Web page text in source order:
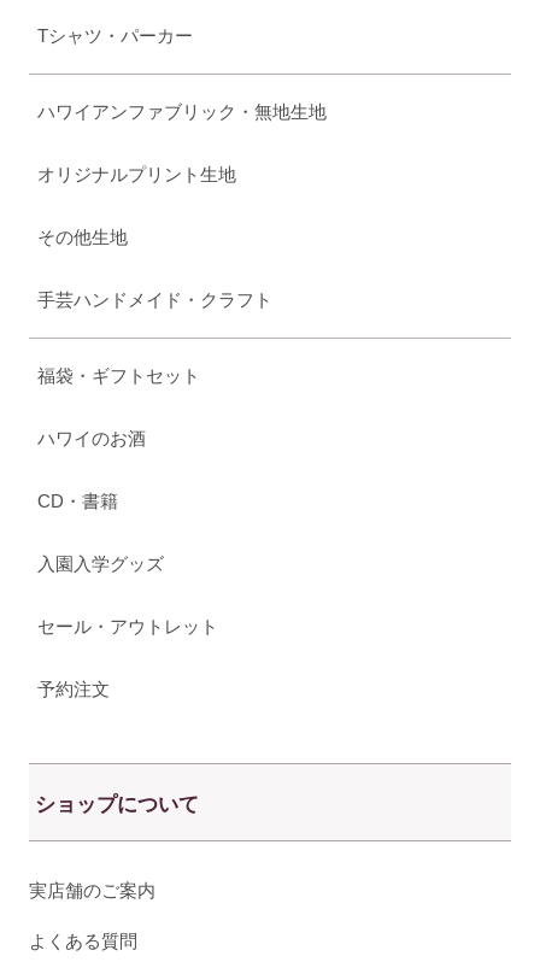
Tシャツ・パーカー
ハワイアンファブリック・無地生地
オリジナルプリント生地
その他生地
手芸ハンドメイド・クラフト
福袋・ギフトセット
ハワイのお酒
CD・書籍
入園入学グッズ
セール・アウトレット
予約注文
ショップについて
実店舗のご案内
よくある質問